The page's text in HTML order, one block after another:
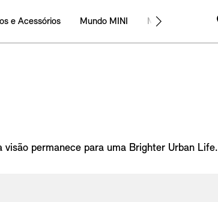
e Acessórios Mundo MINI MINI Empresas
permanece para uma Brighter Urban Life.